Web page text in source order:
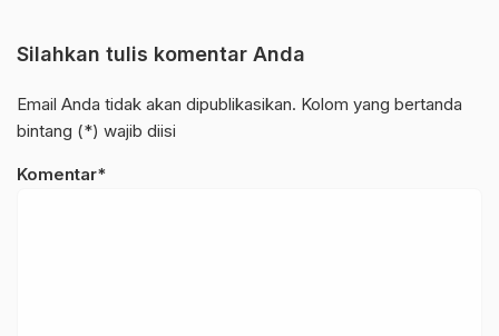
Silahkan tulis komentar Anda
Email Anda tidak akan dipublikasikan. Kolom yang bertanda
bintang (*) wajib diisi
Komentar*